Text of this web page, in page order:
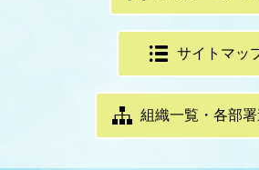
サイトマッ
組織一覧・各部